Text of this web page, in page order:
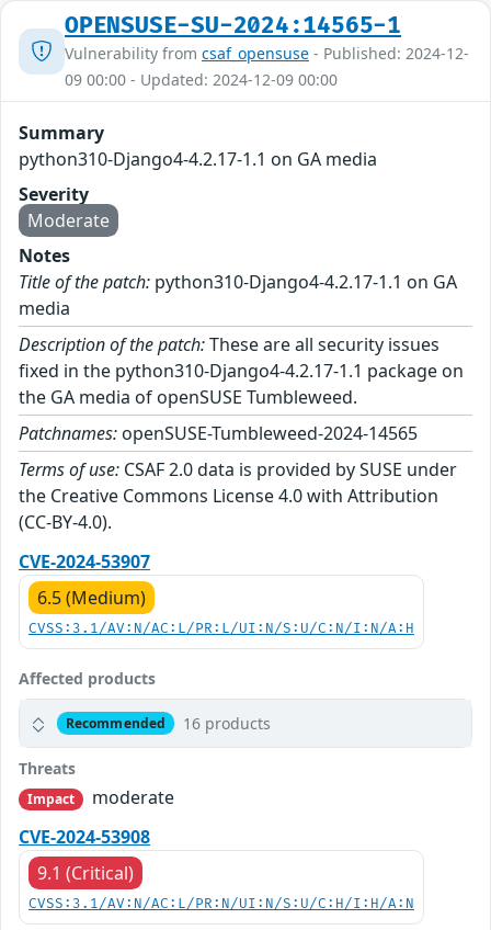
OPENSUSE-SU-2024:14565-1
Vulnerability from csaf_opensuse - Published: 2024-12-
09 00:00 - Updated: 2024-12-09 00:00
Summary
python310-Django4-4.2.17-1.1 on GA media
Severity
Moderate
Notes
Title of the patch: python310-Django4-4.2.17-1.1 on GA
media
Description of the patch:These are all security issues
fixed in the python310-Django4-4.2.17-1.1 package on
the GA media of openSUSE Tumbleweed.
Patchnames: openSUSE-Tumbleweed-2024-14565
Terms of use: CSAF 2.0 data is provided by SUSE under
the Creative Commons License 4.0 with Attribution
(CC-BY-4.0).
CVE-2024-53907
6.5 (Medium)
CVSS:3.1/AV:N/AC:L/PR:L/UI:N/S:U/C:N/I:N/A:H
Affected products
Recommended 16 products
Threats
Impact
moderate
CVE-2024-53908
9.1 (Critical)
CVSS:3.1/AV:N/AC:L/PR:N/UI:N/S:U/C:H/I:H/A:N